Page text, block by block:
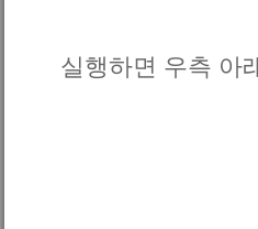
실행하면 우측 아